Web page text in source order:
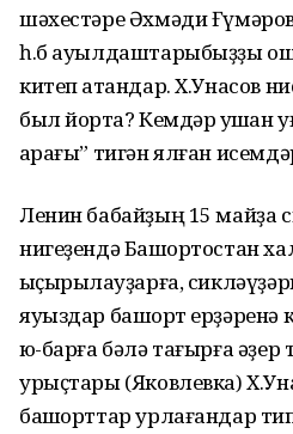
шәхестәре Әхмәди
һ.б ауылдаштарыбыҙҙы
китеп атҡандар. Х.Унасов
был йортҡа? Кемдәр ҡушҡан
ҡарағы” тигән ялған
Ленин бабайҙың 15 майҙа
нигеҙендә Башҡортостан
ҡыҫырыҡлауҙарға,
яуыздар башҡорт
юҡ-барға бәлә тағырға
урыҫтары (Яковлевка)
башҡорттар урлағандар